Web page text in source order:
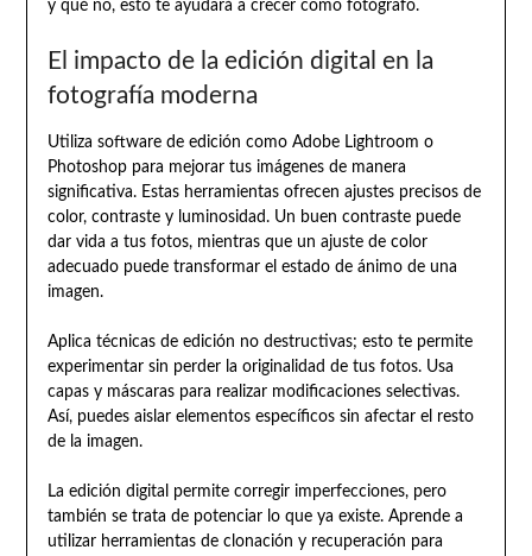
y qué no, esto te ayudará a crecer como fotógrafo.
El impacto de la edición digital en la
fotografía moderna
Utiliza software de edición como Adobe Lightroom o
Photoshop para mejorar tus imágenes de manera
significativa. Estas herramientas ofrecen ajustes precisos de
color, contraste y luminosidad. Un buen contraste puede
dar vida a tus fotos, mientras que un ajuste de color
adecuado puede transformar el estado de ánimo de una
imagen.
Aplica técnicas de edición no destructivas; esto te permite
experimentar sin perder la originalidad de tus fotos. Usa
capas y máscaras para realizar modificaciones selectivas.
Así, puedes aislar elementos específicos sin afectar el resto
de la imagen.
La edición digital permite corregir imperfecciones, pero
también se trata de potenciar lo que ya existe. Aprende a
utilizar herramientas de clonación y recuperación para